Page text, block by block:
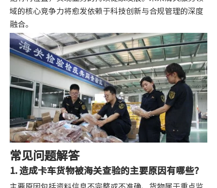
域的核心竞争力将愈发依赖于科技创新与合规管理的深度
融合。
常见问题解答
1. 造成卡车货物被海关查验的主要原因有哪些？